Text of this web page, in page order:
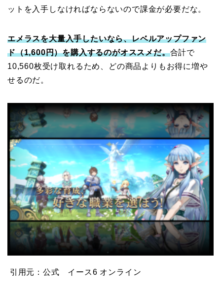
ットを入手しなければならないので課金が必要だな。
エメラスを大量入手したいなら、レベルアップファン
ド（1,600円）を購入するのがオススメだ。合計で
10,560枚受け取れるため、どの商品よりもお得に増や
せるのだ。
引用元：公式 イース6 オンライン